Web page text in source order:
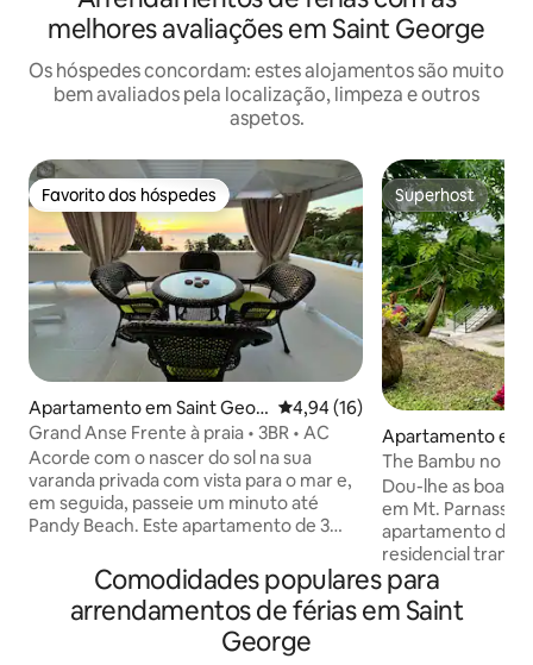
melhores avaliações em Saint George
Os hóspedes concordam: estes alojamentos são muito
bem avaliados pela localização, limpeza e outros
aspetos.
Favorito dos hóspedes
Favorito dos hóspedes
Apartamento em Saint Geor
ge's
Classificação média de 4,94
4,94 (16)
Grand Anse Frente à praia • 3BR • AC
Acorde com o nascer do sol na sua
varanda privada com vista para o mar e,
em seguida, passeie um minuto até
Pandy Beach. Este apartamento de 3
Anse, à beira-mar, tem capacidade para
seis pessoas e inclui ar condicionado em
todos os quartos, uma cozinha
totalmente equipada para cozinhar e
Superhost
Superhost
Apartamento em
ge's
The Bambu no
com 2 quartos ·
Dou-lhe as boas-
em Mt.
apartamento de
residencial
cuidadosamente
estadias confortáveis. Uma
apanha os
Comodidades populares para
arrendamentos de férias em Saint
George